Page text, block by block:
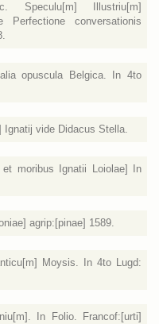
Speculu[m] Illustriu[m]
Perfectione conversationis
opuscula Belgica. In 4to
vide Didacus Stella.
moribus Ignatii Loiolae] In
agrip:[pinae] 1589.
Moysis. In 4to Lugd:
In Folio. Francof:[urti]